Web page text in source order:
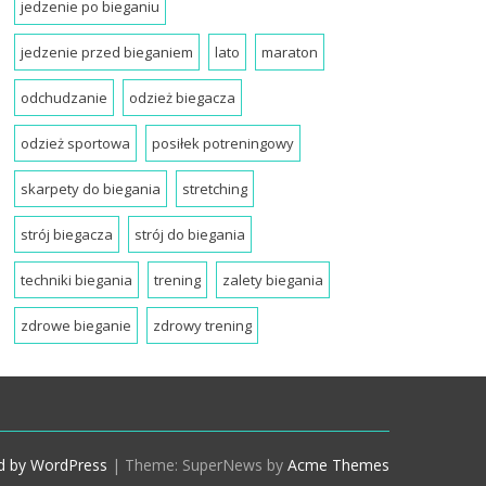
jedzenie po bieganiu
jedzenie przed bieganiem lato maraton
odchudzanie odzież biegacza
odzież sportowa posiłek potreningowy
skarpety do biegania stretching
strój biegacza strój do biegania
techniki biegania trening zalety biegania
zdrowe bieganie zdrowy trening
by WordPress | Theme: SuperNews by Acme Themes